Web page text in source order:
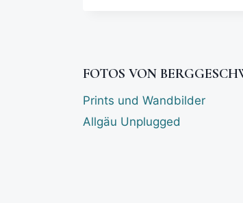
FOTOS VON
Prints und Wandbilder
Allgäu Unplugged